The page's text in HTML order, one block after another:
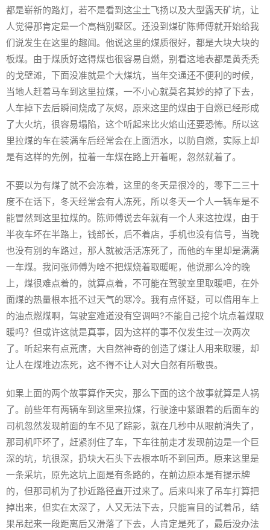
都是崭新的路灯，若不是看到这尘土飞扬以及大型露天矿坑，让
人觉得那肯定是一个高档别墅区。还没到煤矿陈师傅就开始给我
们说发生在这里的趣闻。他说这里的煤质很好，都是大块大块的
板煤。由于煤质好这得煤也很容易自燃，别看这地表都是黄秃秃
的戈壁滩，下面没准就是个大煤坑，当年交通还不便利的时候，
当地人赶着马车到这里拉煤，一不小心就莫名其妙的掉了下去，
人车掉下去后瞬间烧成了灰烬，原来这里的煤由于自燃已经形成
了大火坑，很容易塌陷，这个听起来比火焰山还要恐怖。所以这
里拉煤的车在装满车后经常会在上面洒水，以防自燃，实际上却
是有这样的先例，拉着一车煤在路上开着呢，忽然就着了。
不要以为有煤了就不会冻着，这里的冬天是很冷的，零下二三十
度不在话下，冬天经常会有人冻死，所以冬天一个人一辆车是不
能冒然到这里拉煤的。陈师傅说去年就有一个人来这拉煤，由于
半夜车坏在半路上，钱部长，后不着店，手机也没有信号，当晚
也没有别的车路过，那人就被活活冻死了，而他的车里却是满满
一车煤。我问张师傅为啥不把煤烧着取暖呢，他说那么冷的晚
上，煤很难点着的，就算点着，不可能在驾驶室里取暖吧，在外
面煤的热量根本抵不过天气的寒冷。我有点怀疑，可以借用车上
的油点燃煤啊，驾驶室难道没有空调吗?不能自己挖个坑点着煤取
暖吗？但或许这就是真事，因为这样的事不仅发生过一次两次
了。听起来有点荒唐，大自然神奇的创造了煤让人用来取暖，却
让人在煤堆边冻死，这不得不让人对大自然有所敬畏。
如果上面的两个故事算作天灾，那么下面的这个故事就算是人祸
了。前些年有两辆车到这里来拉煤，行驶途中紧跟着的后面车的
司机忽然发现前面的车不见了踪影，就在几秒中从眼前消失了，
那司机吓坏了，赶紧刹住了车，下车往前走才发现前边是一个巨
深的坑，坑很深，扔块大石头下去根本听不到回声。原来这里是
一条采坑，原先这坑上面是有条路的，在前边原本是有提示牌
的，但那司机为了抄近路径直开过来了。后来叫来了吊车打算把
掉出来，但实在太深了，人又无法下去，只能盲目的试着吊，结
果吊起来一段距离后又滑落了下去，人肯定是死了，最后没办法